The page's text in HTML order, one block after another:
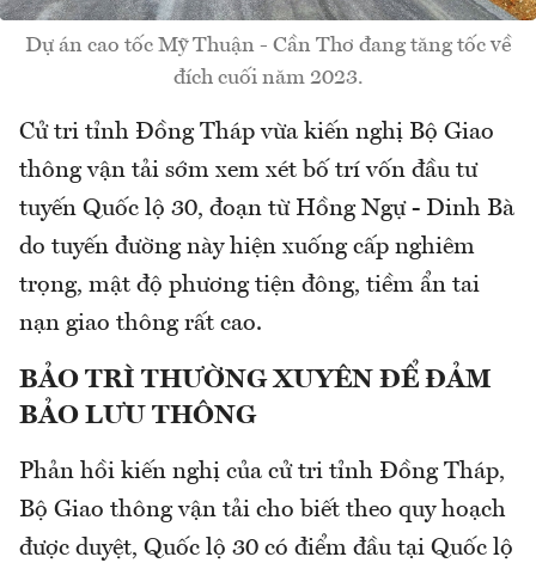
Dự án cao tốc Mỹ Thuận - Cần Thơ đang tăng tốc về
đích cuối năm 2023.
Cử tri tỉnh Đồng Tháp vừa kiến nghị Bộ Giao
thông vận tải sớm xem xét bố trí vốn đầu tư
tuyến Quốc lộ 30, đoạn từ Hồng Ngự - Dinh Bà
do tuyến đường này hiện xuống cấp nghiêm
trọng, mật độ phương tiện đông, tiềm ẩn tai
nạn giao thông rất cao.
BẢO TRÌ THƯỜNG XUYÊN ĐỂ ĐẢM
BẢO LƯU THÔNG
Phản hồi kiến nghị của cử tri tỉnh Đồng Tháp,
Bộ Giao thông vận tải cho biết theo quy hoạch
được duyệt, Quốc lộ 30 có điểm đầu tại Quốc lộ